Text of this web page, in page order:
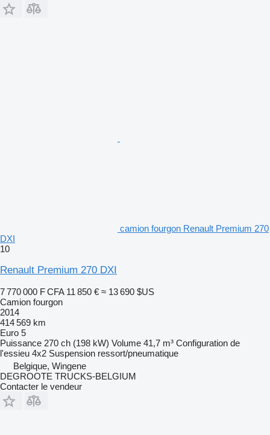
camion fourgon Renault Premium 270
DXI
10
Renault Premium 270 DXI
7 770 000 F CFA 11 850 € ≈ 13 690 $US
Camion fourgon
2014
414 569 km
Euro 5
Puissance 270 ch (198 kW) Volume 41,7 m³ Configuration de
l'essieu 4x2 Suspension ressort/pneumatique
Belgique, Wingene
DEGROOTE TRUCKS-BELGIUM
Contacter le vendeur